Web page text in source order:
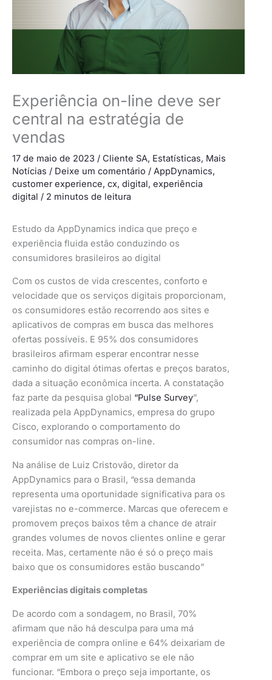
Experiência on-line deve ser
central na estratégia de
vendas
17 de maio de 2023 / Cliente SA, Estatísticas, Mais
Notícias / Deixe um comentário / AppDynamics,
customer experience, cx, digital, experiência
digital / 2 minutos de leitura
Estudo da AppDynamics indica que preço e
experiência fluida estão conduzindo os
consumidores brasileiros ao digital
Com os custos de vida crescentes, conforto e
velocidade que os serviços digitais proporcionam,
os consumidores estão recorrendo aos sites e
aplicativos de compras em busca das melhores
ofertas possíveis. E 95% dos consumidores
brasileiros afirmam esperar encontrar nesse
caminho do digital ótimas ofertas e preços baratos,
dada a situação econômica incerta. A constatação
faz parte da pesquisa global “Pulse Survey”,
realizada pela AppDynamics, empresa do grupo
Cisco, explorando o comportamento do
consumidor nas compras on-line.
Na análise de Luiz Cristovão, diretor da
AppDynamics para o Brasil, “essa demanda
representa uma oportunidade significativa para os
varejistas no e-commerce. Marcas que oferecem e
promovem preços baixos têm a chance de atrair
grandes volumes de novos clientes online e gerar
receita. Mas, certamente não é só o preço mais
baixo que os consumidores estão buscando”
Experiências digitais completas
De acordo com a sondagem, no Brasil, 70%
afirmam que não há desculpa para uma má
experiência de compra online e 64% deixariam de
comprar em um site e aplicativo se ele não
funcionar. “Embora o preço seja importante, os